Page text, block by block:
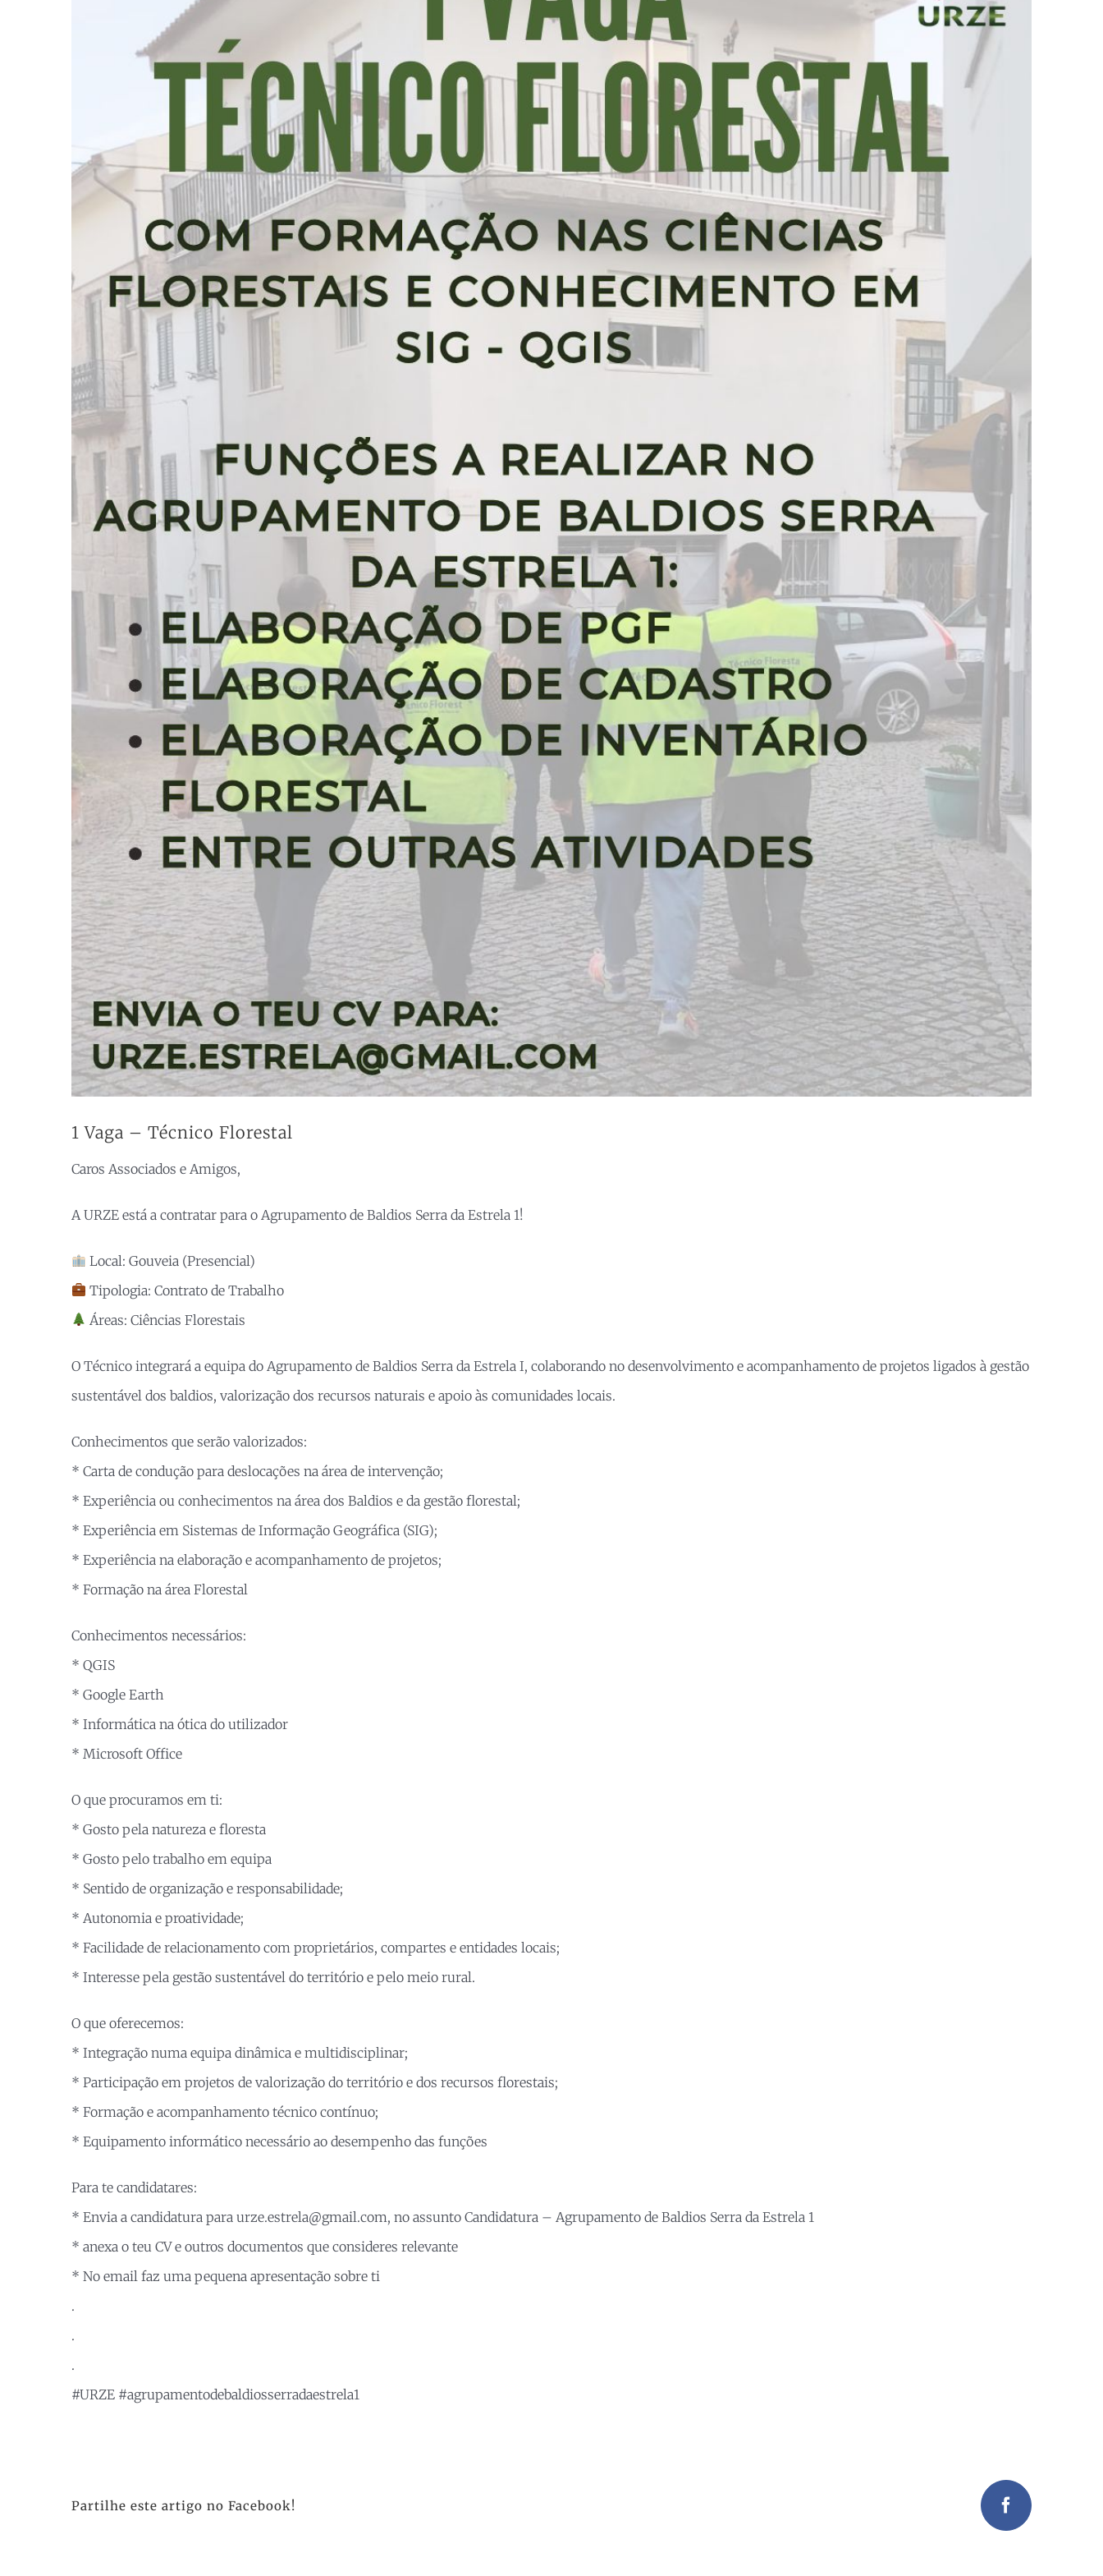
1 Vaga – Técnico Florestal
Caros Associados e Amigos,
A URZE está a contratar para o Agrupamento de Baldios Serra da Estrela 1!
Local: Gouveia (Presencial)
Tipologia: Contrato de Trabalho
Áreas: Ciências Florestais
O Técnico integrará a equipa do Agrupamento de Baldios Serra da Estrela I, colaborando no desenvolvimento e acompanhamento de projetos ligados à gestão
sustentável dos baldios, valorização dos recursos naturais e apoio às comunidades locais.
Conhecimentos que serão valorizados:
* Carta de condução para deslocações na área de intervenção;
* Experiência ou conhecimentos na área dos Baldios e da gestão florestal;
* Experiência em Sistemas de Informação Geográfica (SIG);
* Experiência na elaboração e acompanhamento de projetos;
* Formação na área Florestal
Conhecimentos necessários:
* QGIS
* Google Earth
* Informática na ótica do utilizador
* Microsoft Office
O que procuramos em ti:
* Gosto pela natureza e floresta
* Gosto pelo trabalho em equipa
* Sentido de organização e responsabilidade;
* Autonomia e proatividade;
* Facilidade de relacionamento com proprietários, compartes e entidades locais;
* Interesse pela gestão sustentável do território e pelo meio rural.
O que oferecemos:
* Integração numa equipa dinâmica e multidisciplinar;
* Participação em projetos de valorização do território e dos recursos florestais;
* Formação e acompanhamento técnico contínuo;
* Equipamento informático necessário ao desempenho das funções
Para te candidatares:
* Envia a candidatura para urze.estrela@gmail.com, no assunto Candidatura – Agrupamento de Baldios Serra da Estrela 1
* anexa o teu CV e outros documentos que consideres relevante
* No email faz uma pequena apresentação sobre ti
.
.
.
#URZE #agrupamentodebaldiosserradaestrela1
Partilhe este artigo no Facebook! Facebook